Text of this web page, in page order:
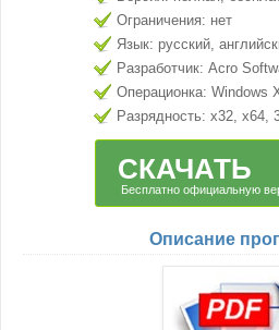
Ограничения: нет
Язык: русский,
Разработчик: Acro
Операционка: Windows
Разрядность: x32, x64,
СКАЧАТЬ
Бесплатно официальную
Описание